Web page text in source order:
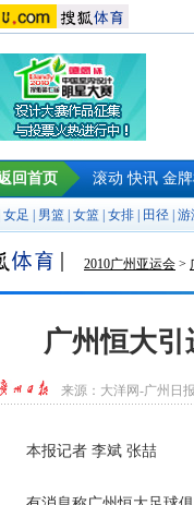
回首页 滚动 快讯 金
女足 男篮 女篮 女排 田径 游
2010广州亚运会 >
广州恒大
来源： 大洋网-广州日报
本报记者 李斌 张喆